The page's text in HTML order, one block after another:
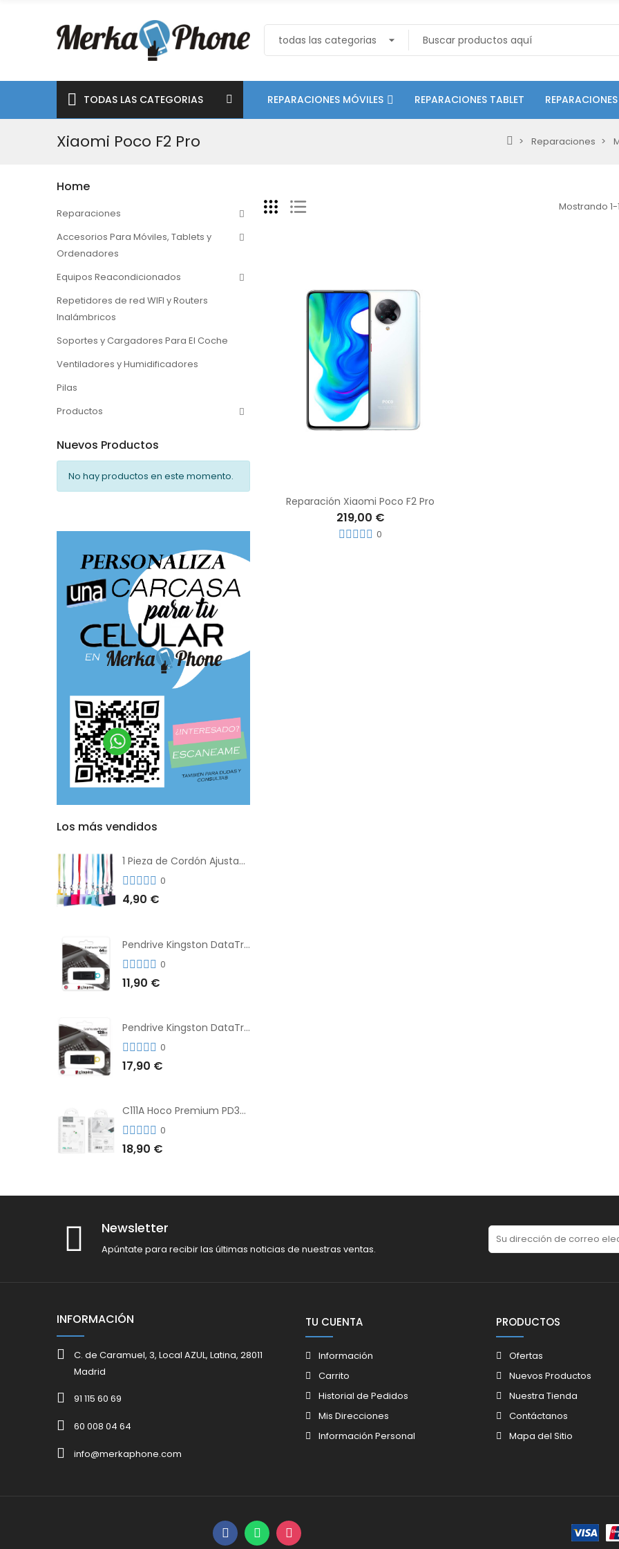
TODAS LAS CATEGORIAS REPARACIONES MÓVILES REPARACIONES TABLET
Xiaomi Poco F2 Pro Reparaciones
Home
Reparaciones
Accesorios Para Móviles, Tablets y
Ordenadores
Equipos Reacondicionados
Repetidores de red WIFI y Routers
Inalámbricos
Soportes y Cargadores Para El Coche
Ventiladores y Humidificadores
Pilas
Productos
Nuevos Productos
No hay productos en este momento.
Los más vendidos
1 Pieza de Cordón Ajustable Universal Para el Teléfono Con Clip Antipérdida
0
4,90 €
Pendrive Kingston DataTraveler® Exodia™ 64GB 3.2'
0
11,90 €
Pendrive Kingston DataTraveler® Exodia™ 128GB 3.2´
0
17,90 €
C111A Hoco Premium PD30W Adaptador de Carga Rápida Puerto Dual USB+Tipo C + Cable
0
18,90 €
Mostrando
Reparación Xiaomi Poco F2 Pro
219,00 €
0
Newsletter
Apúntate para recibir las últimas noticias de nuestras ventas.
INFORMACIÓN
C. de Caramuel, 3, Local AZUL, Latina, 28011
Madrid
91 115 60 69
60 008 04 64
info@merkaphone.com
TU CUENTA
Información
Carrito
Historial de Pedidos
Mis Direcciones
Información Personal
PRODUCTOS
Ofertas
Nuevos Productos
Nuestra Tienda
Contáctanos
Mapa del Sitio